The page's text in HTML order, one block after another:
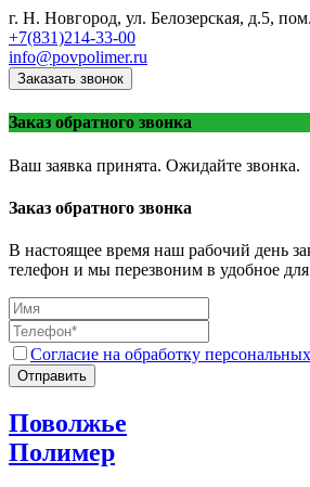
г. Н. Новгород, ул. Белозерская, д.5,
+7(831)214-33-00
info@povpolimer.ru
Заказать звонок
Заказ обратного звонка
Ваш заявка принята. Ожидайте звонка.
Заказ обратного звонка
В настоящее время наш рабочий день
телефон и мы перезвоним в удобное
Согласие на обработку
Отправить
Поволжье
Полимер